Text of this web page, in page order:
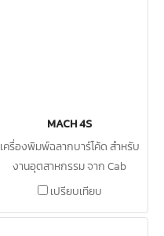
MACH 4S
เครื่องพิมพ์ฉลากบาร์โค้ด สำหรับ
งานอุตสาหกรรม จาก Cab
เปรียบเทียบ